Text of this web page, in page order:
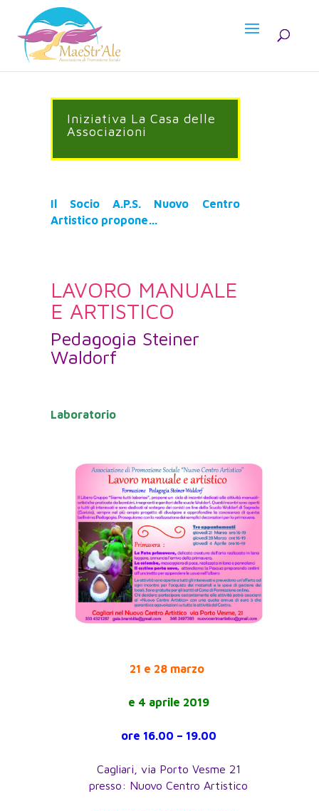
Iniziativa La Casa delle
Associazioni
Il Socio A.P.S. Nuovo Centro
Artisticopropone…
LAVORO MANUALE
E ARTISTICO
Pedagogia Steiner
Waldorf
Laboratorio
21 e 28 marzo
e 4 aprile 2019
ore 16.00 – 19.00
Cagliari, via Porto Vesme 21
presso: Nuovo Centro Artistico